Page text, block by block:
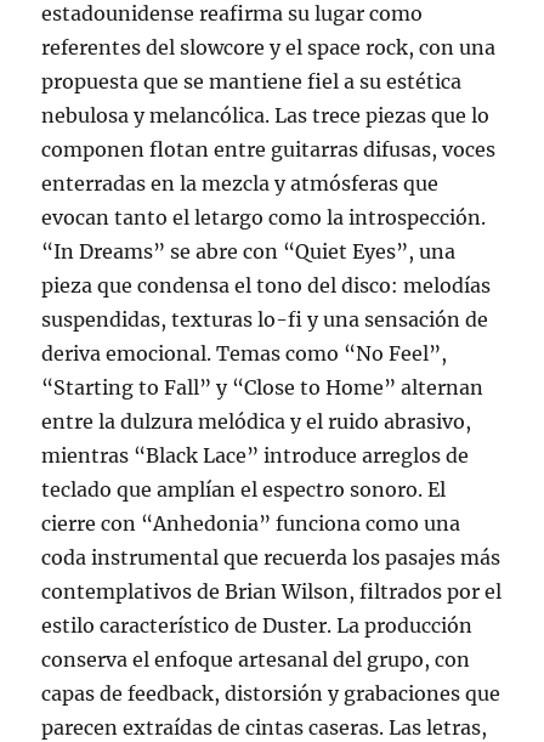
estadounidense reafirma su lugar como
referentes del slowcore y el space rock, con una
propuesta que se mantiene fiel a su estética
nebulosa y melancólica. Las trece piezas que lo
componen flotan entre guitarras difusas, voces
enterradas en la mezcla y atmósferas que
evocan tanto el letargo como la introspección.
“In Dreams” se abre con “Quiet Eyes”, una
pieza que condensa el tono del disco: melodías
suspendidas, texturas lo-fi y una sensación de
deriva emocional. Temas como “No Feel”,
“Starting to Fall” y “Close to Home” alternan
entre la dulzura melódica y el ruido abrasivo,
mientras “Black Lace” introduce arreglos de
teclado que amplían el espectro sonoro. El
cierre con “Anhedonia” funciona como una
coda instrumental que recuerda los pasajes más
contemplativos de Brian Wilson, filtrados por el
estilo característico de Duster. La producción
conserva el enfoque artesanal del grupo, con
capas de feedback, distorsión y grabaciones que
parecen extraídas de cintas caseras. Las letras,